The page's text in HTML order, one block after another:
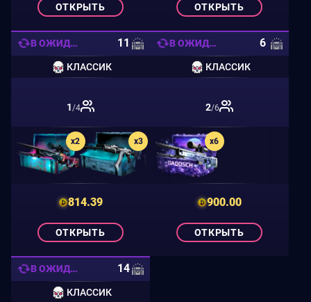
ОТКРЫТЬ ОТКРЫТЬ
В ОЖИДАНИИ 11
КЛАССИК
1/4
x2 x3
814.39
ОТКРЫТЬ
В ОЖИДАНИИ 6
КЛАССИК
2/6
x6
900.00
ОТКРЫТЬ
В ОЖИДАНИИ 14
КЛАССИК